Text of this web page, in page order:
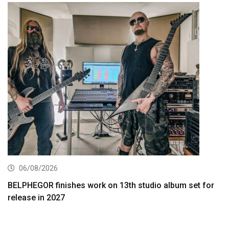
06/08/2026
BELPHEGOR finishes work on 13th studio album set for
release in 2027